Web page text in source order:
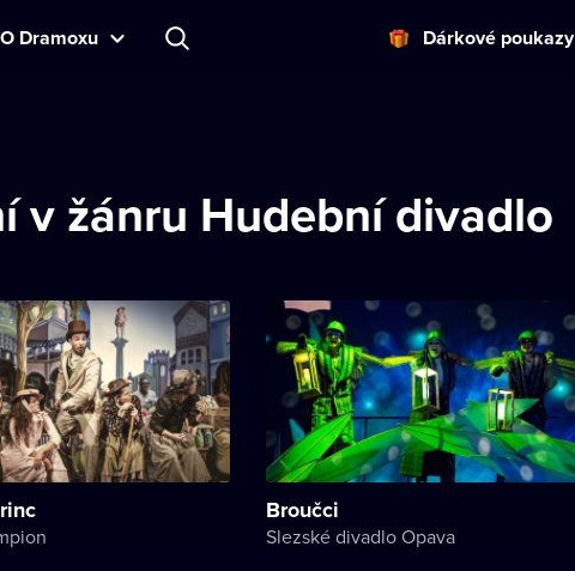
O Dramoxu Dárkové poukazy
v žánru Hudební divadlo
Broučci
Slezské divadlo Opava